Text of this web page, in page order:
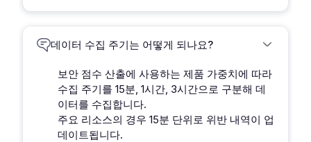
데이터 수집 주기는 어떻게 되나요?
보안 점수 산출에 사용하는 제품 가중치에 따라
수집 주기를 15분, 1시간, 3시간으로 구분해 데
이터를 수집합니다.
주요 리소스의 경우 15분 단위로 위반 내역이 업
데이트됩니다.